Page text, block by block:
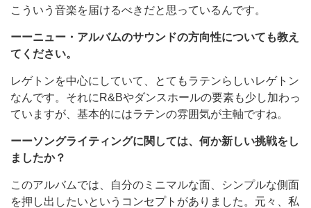
こういう音楽を届けるべきだと思っているんです。
ーーニュー・アルバムのサウンドの方向性についても教え
てください。
レゲトンを中心にしていて、とてもラテンらしいレゲトン
なんです。それにR&Bやダンスホールの要素も少し加わっ
ていますが、基本的にはラテンの雰囲気が主軸ですね。
ーーソングライティングに関しては、何か新しい挑戦をし
ましたか？
このアルバムでは、自分のミニマルな面、シンプルな側面
を押し出したいというコンセプトがありました。元々、私